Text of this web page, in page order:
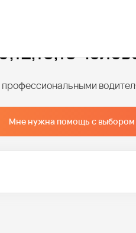
Мне нужна помощь с выбором